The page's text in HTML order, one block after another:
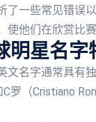
了一些常见错误
使他们在欣赏比
明星名字
文名字通常具有
C罗（Cristiano